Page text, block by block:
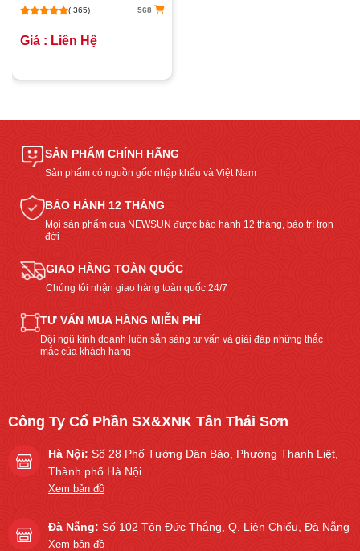
( 365) 568
Giá : Liên Hệ
SẢN PHẨM CHÍNH HÃNG
Sản phẩm có nguồn gốc nhập khẩu và Việt Nam
BẢO HÀNH 12 THÁNG
Mọi sản phẩm của NEWSUN được bảo hành 12 tháng, bảo trì trọn
đời
GIAO HÀNG TOÀN QUỐC
Chúng tôi nhận giao hàng toàn quốc 24/7
TƯ VẤN MUA HÀNG MIỄN PHÍ
Đội ngũ kinh doanh luôn sẵn sàng tư vấn và giải đáp những thắc
mắc của khách hàng
Công Ty Cổ Phần SX&XNK Tân Thái Sơn
Hà Nội: Số 28 Phố Tưởng Dân Bảo, Phường Thanh Liệt,
Thành phố Hà Nội
Xem bản đồ
Đà Nẵng: Số 102 Tôn Đức Thắng, Q. Liên Chiểu, Đà Nẵng
Xem bản đồ